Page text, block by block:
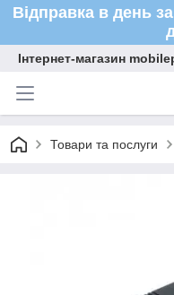
Відправка в день
Інтернет-магазин
Товари та послуги